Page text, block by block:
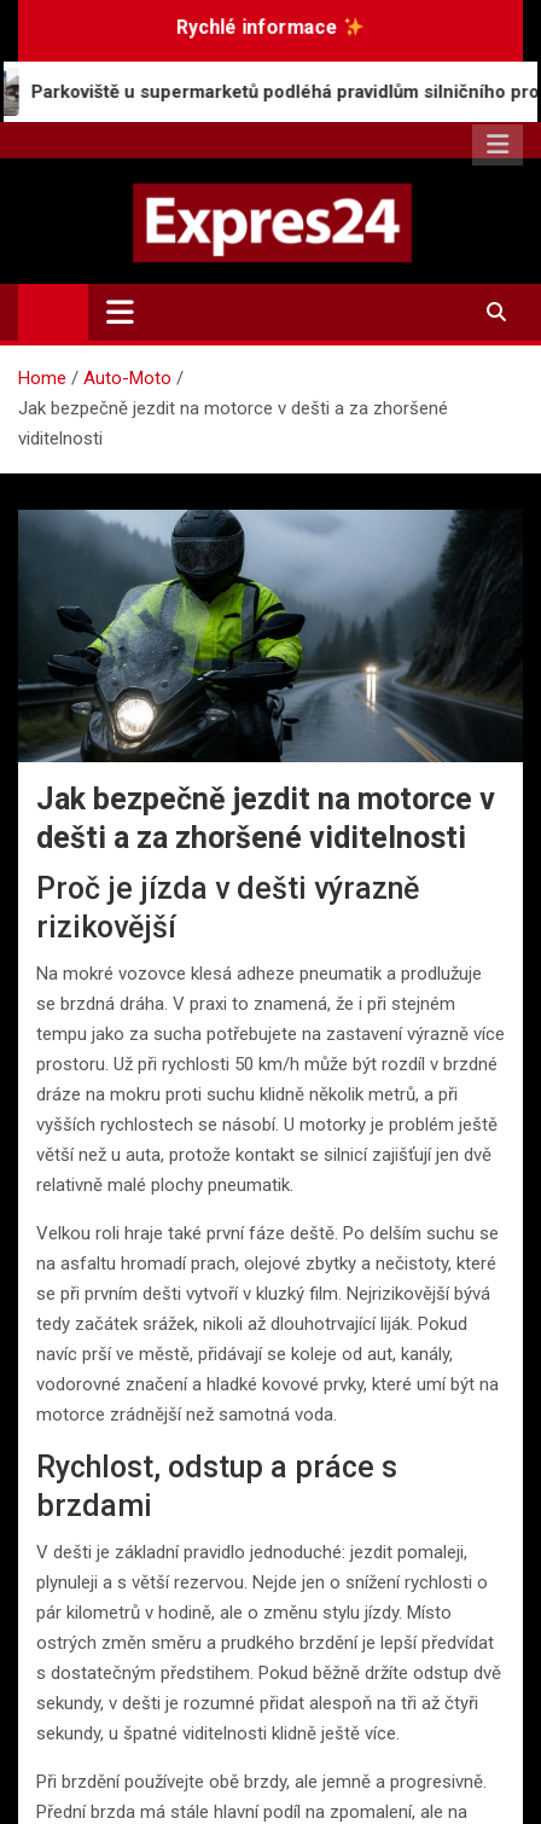
content
Rychlé informace
podléhá pravidlům silničního provozu
Expres24.cz
Rychlé zprávy po celý den
Home
Auto-Moto
Jak bezpečně jezdit na motorce v dešti a za zhoršené
viditelnosti
Jak bezpečně jezdit na motorce v
dešti a za zhoršené viditelnosti
Proč je jízda v dešti výrazně
rizikovější
Na mokré vozovce klesá adheze pneumatik a prodlužuje
se brzdná dráha. V praxi to znamená, že i při stejném
tempu jako za sucha potřebujete na zastavení výrazně více
prostoru. Už při rychlosti 50 km/h může být rozdíl v brzdné
dráze na mokru proti suchu klidně několik metrů, a při
vyšších rychlostech se násobí. U motorky je problém ještě
větší než u auta, protože kontakt se silnicí zajišťují jen dvě
relativně malé plochy pneumatik.
Velkou roli hraje také první fáze deště. Po delším suchu se
na asfaltu hromadí prach, olejové zbytky a nečistoty, které
se při prvním dešti vytvoří v kluzký film. Nejrizikovější bývá
tedy začátek srážek, nikoli až dlouhotrvající liják. Pokud
navíc prší ve městě, přidávají se koleje od aut, kanály,
vodorovné značení a hladké kovové prvky, které umí být na
motorce zrádnější než samotná voda.
Rychlost, odstup a práce s
brzdami
V dešti je základní pravidlo jednoduché: jezdit pomaleji,
plynuleji a s větší rezervou. Nejde jen o snížení rychlosti o
pár kilometrů v hodině, ale o změnu stylu jízdy. Místo
ostrých změn směru a prudkého brzdění je lepší předvídat
s dostatečným předstihem. Pokud běžně držíte odstup dvě
sekundy, v dešti je rozumné přidat alespoň na tři až čtyři
sekundy, u špatné viditelnosti klidně ještě více.
Při brzdění používejte obě brzdy, ale jemně a progresivně.
Přední brzda má stále hlavní podíl na zpomalení, ale na